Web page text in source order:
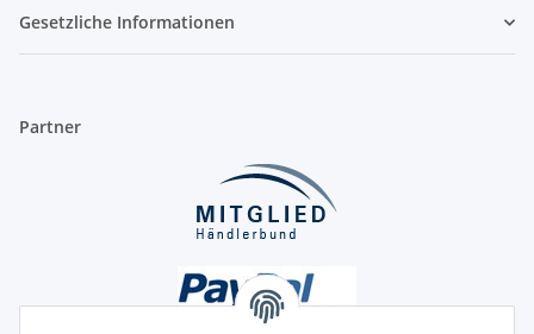
Gesetzliche Informationen
Partner